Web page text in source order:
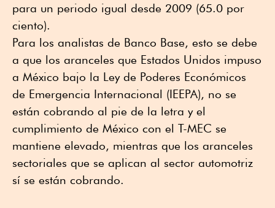
para un periodo igual desde 2009 (65.0 por
ciento).
Para los analistas de Banco Base, esto se debe
a que los aranceles que Estados Unidos impuso
a México bajo la Ley de Poderes Económicos
de Emergencia Internacional (IEEPA), no se
están cobrando al pie de la letra y el
cumplimiento de México con el T-MEC se
mantiene elevado, mientras que los aranceles
sectoriales que se aplican al sector automotriz
sí se están cobrando.